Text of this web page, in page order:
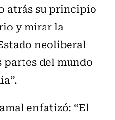
atrás su principio
y mirar la
neoliberal
partes del mundo
enfatizó: “El